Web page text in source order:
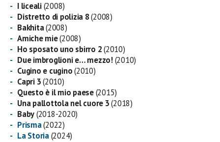
I liceali(2008)
Distretto di polizia 8(2008)
Bakhita(2008)
Amiche mie(2008)
Ho sposato uno sbirro 2(2010)
Due imbroglioni e… mezzo!(2010)
Cugino e cugino(2010)
Capri 3(2010)
Questo è il mio paese(2015)
Una pallottola nel cuore 3(2018)
Baby(2018-2020)
Prisma(2022)
La Storia(2024)